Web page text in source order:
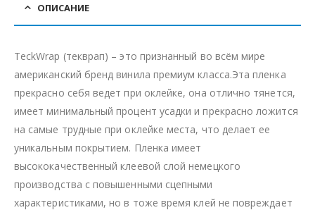
ОПИСАНИЕ
TeckWrap (текврап) – это признанный во всём мире
американский бренд винила премиум класса.Эта пленка
прекрасно себя ведет при оклейке, она отлично тянется,
имеет минимальный процент усадки и прекрасно ложится
на самые трудные при оклейке места, что делает ее
уникальным покрытием. Пленка имеет
высококачественный клеевой слой немецкого
производства с повышенными сцепными
характеристиками, но в тоже время клей не повреждает